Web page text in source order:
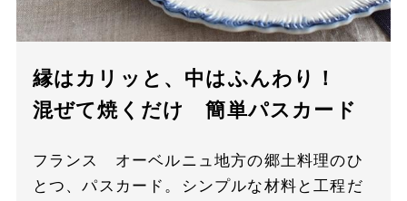
縁はカリッと、中はふんわり！
混ぜて焼くだけ 簡単パスカード
フランス オーベルニュ地方の郷土料理のひ
とつ、パスカード。シンプルな材料と工程だ